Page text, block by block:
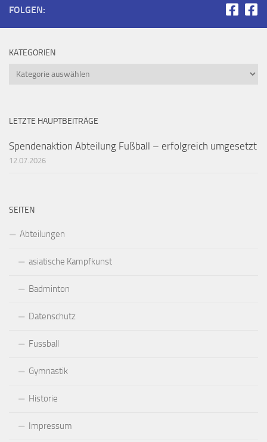
FOLGEN:
KATEGORIEN
Kategorien
LETZTE HAUPTBEITRÄGE
Spendenaktion Abteilung Fußball – erfolgreich umgesetzt
12.07.2026
SEITEN
Abteilungen
asiatische Kampfkunst
Badminton
Datenschutz
Fussball
Gymnastik
Historie
Impressum